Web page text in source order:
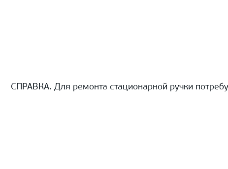
СПРАВКА. Для ремонта стационарной ручки